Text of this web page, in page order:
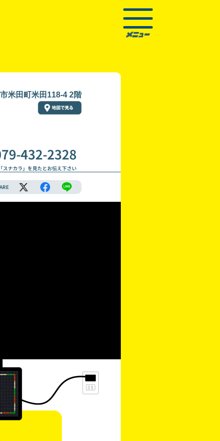
米田町米田118-4 2階
432-2328
スナカラ」を見たとお伝え下さい